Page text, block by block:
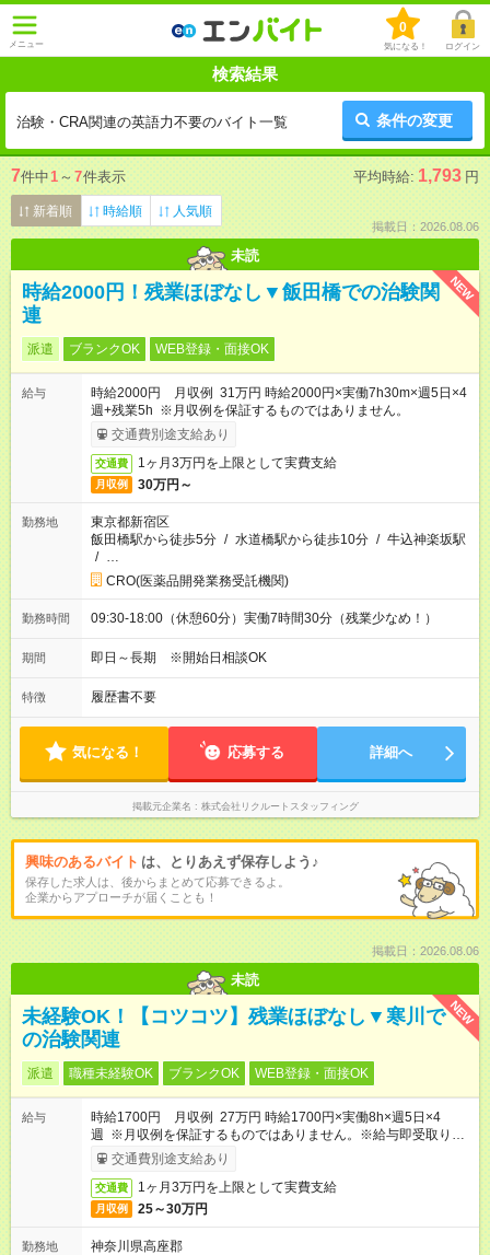
メニュー
0
気になる！ ログイン
検索結果
治験・CRA関連の英語力不要のバイト一覧 条件の変更
7件中1 ～ 7件表示 平均時給: 1,793 円
新着順 時給順 人気順
掲載日：2026.08.06
未読
NEW
時給2000円！残業ほぼなし▼飯田橋での治験関
連
派遣 ブランクOK WEB登録・面接OK
給与
時給2000円 月収例 31万円 時給2000円×実働7h30m×週5日×4
週+残業5h ※月収例を保証するものではありません。
交通費別途支給あり
交通費 1ヶ月3万円を上限として実費支給
月収例 30万円～
勤務地
東京都新宿区
飯田橋駅から徒歩5分 / 水道橋駅から徒歩10分 / 牛込神楽坂駅
/ …
CRO(医薬品開発業務受託機関)
勤務時間 09:30-18:00（休憩60分）実働7時間30分（残業少なめ！）
期間 即日～長期 ※開始日相談OK
特徴 履歴書不要
気になる！ 応募する 詳細へ
掲載元企業名 株式会社リクルートスタッフィング
興味のあるバイト は、とりあえず保存しよう♪
保存した求人は、後からまとめて応募できるよ。
企業からアプローチが届くことも！
掲載日：2026.08.06
未読
NEW
未経験OK！【コツコツ】残業ほぼなし▼寒川で
の治験関連
派遣 職種未経験OK ブランクOK WEB登録・面接OK
給与
時給1700円 月収例 27万円 時給1700円×実働8h×週5日×4
週 ※月収例を保証するものではありません。※給与即受取りサ
ービス利用可（利用条件有）
交通費別途支給あり
交通費 1ヶ月3万円を上限として実費支給
月収例 25～30万円
勤務地
神奈川県高座郡